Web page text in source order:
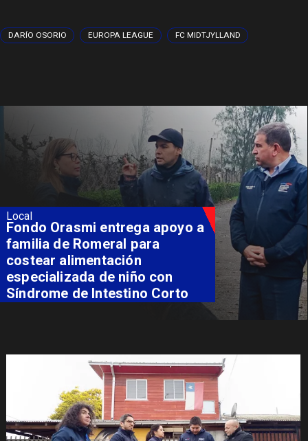
DARÍO OSORIO EUROPA LEAGUE FC MIDTJYLLAND
Local
Fondo Orasmi entrega apoyo a
familia de Romeral para
costear alimentación
especializada de niño con
Síndrome de Intestino Corto